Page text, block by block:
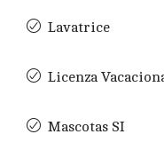
Lavatrice
Licenza
Mascotas SI